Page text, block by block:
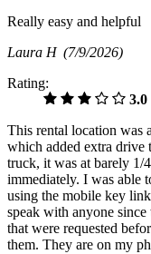
Really easy and helpful
Laura H (7/9/2026)
Rating:
3.0
This rental location was
which added extra drive
truck, it was at barely 1/
immediately. I was able
using the mobile key
speak with anyone
that were requested
them. They are on my